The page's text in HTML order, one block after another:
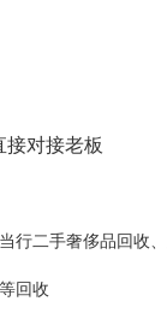
对接老板
行二手奢侈品回收
回收